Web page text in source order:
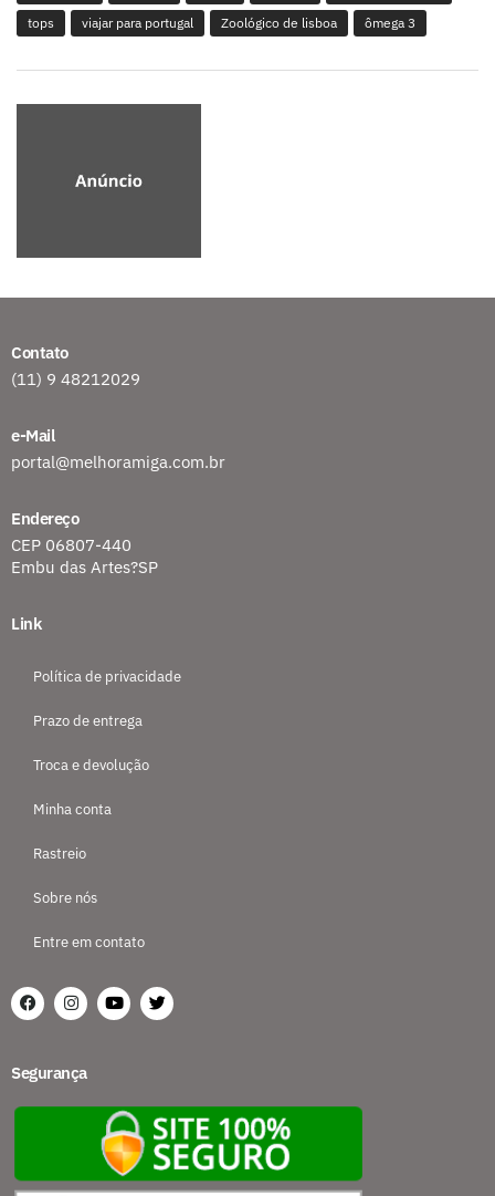
tops
viajar para portugal Zoológico de lisboa ômega 3
Contato
(11) 9 48212029
e-Mail
portal@melhoramiga.com.br
Endereço
CEP 06807-440
Embu das Artes?SP
Link
Política de privacidade
Prazo de entrega
Troca e devolução
Minha conta
Rastreio
Sobre nós
Entre em contato
Segurança